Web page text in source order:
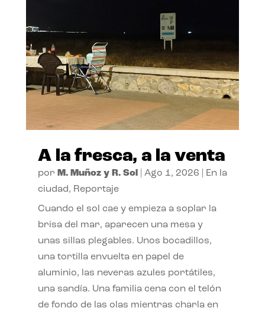
A la fresca, a la venta
por M. Muñoz y R. Sol Ago 1, 2026
En la
ciudad, Reportaje
Cuando el sol cae y empieza a soplar la
brisa del mar, aparecen una mesa y
unas sillas plegables. Unos bocadillos,
una tortilla envuelta en papel de
aluminio, las neveras azules portátiles,
una sandía. Una familia cena con el telón
de fondo de las olas mientras charla en